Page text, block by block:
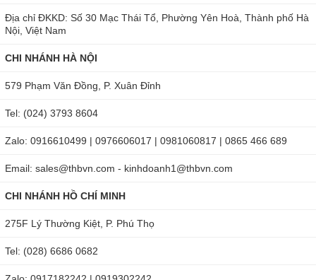
Địa chỉ ĐKKD: Số 30 Mạc Thái Tổ, Phường Yên Hoà, Thành phố Hà
Nội, Việt Nam
CHI NHÁNH HÀ NỘI
579 Phạm Văn Đồng, P. Xuân Đỉnh
Tel: (024) 3793 8604
Zalo: 0916610499 | 0976606017 | 0981060817 | 0865 466 689
Email: sales@thbvn.com - kinhdoanh1@thbvn.com
CHI NHÁNH HỒ CHÍ MINH
275F Lý Thường Kiệt, P. Phú Thọ
Tel: (028) 6686 0682